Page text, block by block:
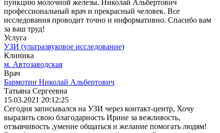
пункцию молочной железы. Николай Альбертович
профессиональный врач и прекрасный человек. Все
исследования проводит точно и информативно. Спасибо вам
за ваш труд!
Услуга
УЗИ (ультразвуковое исследование)
Клиника
м. Автозаводская
Врач
Бармотин Николай Альбертович
Татьяна Сергеевна
15.03.2021 20:12:25
Сегодня записывался на УЗИ через контакт-центр, Хочу
выразить свою благодарность Ирине за вежливость,
отзывчивость ,умение общаться и желание помогать людям!